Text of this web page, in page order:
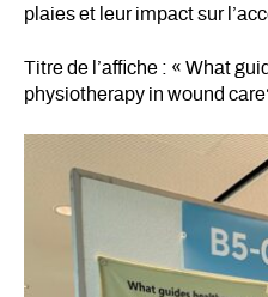
plaies et leur impact sur
Titre de l’affiche : « What
physiotherapy in wound